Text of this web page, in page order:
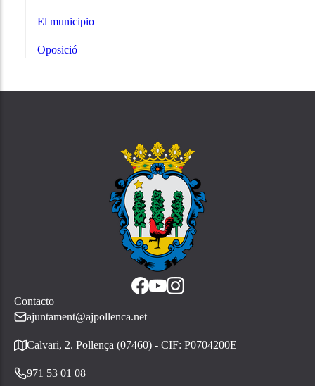
El municipio
Oposició
Contacto
ajuntament@ajpollenca.net
Calvari, 2. Pollença (07460) - CIF: P0704200E
971 53 01 08